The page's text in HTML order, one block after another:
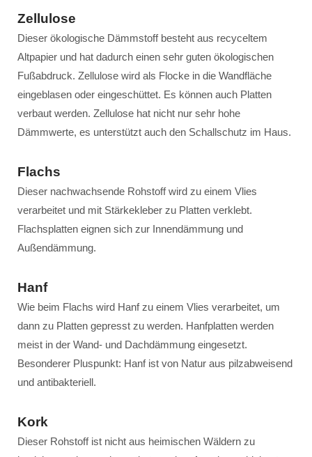
Zellulose
Dieser ökologische Dämmstoff besteht aus recyceltem
Altpapier und hat dadurch einen sehr guten ökologischen
Fußabdruck. Zellulose wird als Flocke in die Wandfläche
eingeblasen oder eingeschüttet. Es können auch Platten
verbaut werden. Zellulose hat nicht nur sehr hohe
Dämmwerte, es unterstützt auch den Schallschutz im Haus.
Flachs
Dieser nachwachsende Rohstoff wird zu einem Vlies
verarbeitet und mit Stärkekleber zu Platten verklebt.
Flachsplatten eignen sich zur Innendämmung und
Außendämmung.
Hanf
Wie beim Flachs wird Hanf zu einem Vlies verarbeitet, um
dann zu Platten gepresst zu werden. Hanfplatten werden
meist in der Wand- und Dachdämmung eingesetzt.
Besonderer Pluspunkt: Hanf ist von Natur aus pilzabweisend
und antibakteriell.
Kork
Dieser Rohstoff ist nicht aus heimischen Wäldern zu